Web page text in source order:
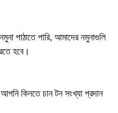
পাঠাতে পারি, আমাদের নমুনাগুলি
হবে।
কিনতে চান টন সংখ্যা প্রদান